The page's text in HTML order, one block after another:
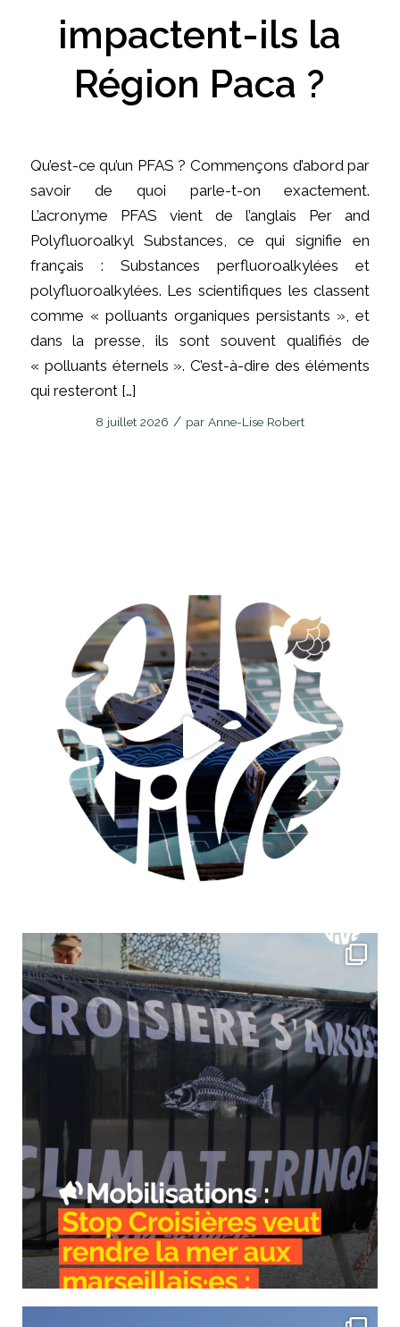
impactent-ils la
Région Paca ?
Qu’est-ce qu’un PFAS ? Commençons d’abord par
savoir de quoi parle-t-on exactement.
L’acronyme PFAS vient de l’anglais Per and
Polyfluoroalkyl Substances, ce qui signifie en
français : Substances perfluoroalkylées et
polyfluoroalkylées. Les scientifiques les classent
comme « polluants organiques persistants », et
dans la presse, ils sont souvent qualifiés de
« polluants éternels ». C’est-à-dire des éléments
qui resteront […]
8 juillet 2026 / par Anne-Lise Robert